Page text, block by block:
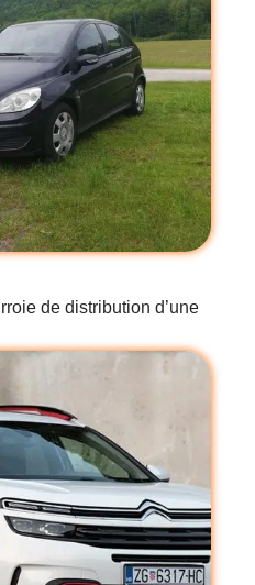
de distribution d’une